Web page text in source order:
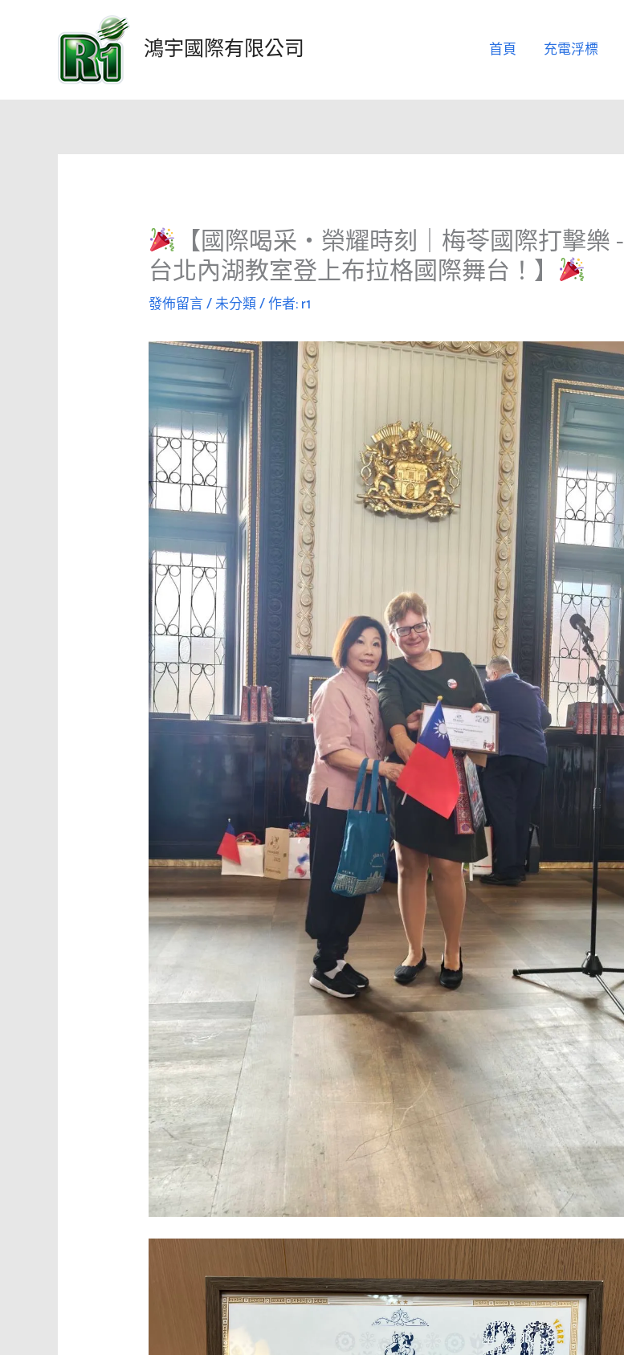
內
鴻宇國際有限公司 首頁 充電浮標
【國際喝采・榮耀時刻｜梅苓國際打擊樂 -
台北內湖教室登上布拉格國際舞台！】
發佈留言/未分類/ 作者:r1